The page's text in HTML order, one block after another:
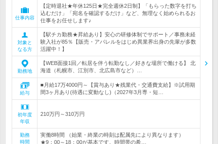
仕事内容
【定時退社★年休125日★完全週休2日制】「もらった数字を打ち
込むだけ」「宛名を確認するだけ」など、無理なく始められるお
仕事をお任せします♪
対象と
なる方
【駅チカ勤務★昇給あり】安心の研修体制でサポート／事務未経
験入社が85％【販売・アパレルをはじめ異業界出身の先輩が多数
活躍中！】
勤務地
【WEB面接1回／転居を伴う転勤なし／好きな場所で働ける】 北
海道（札幌市、江別市、北広島市など）…
給与
■月給17万4000円～【賞与あり★残業代・交通費支給】※試用期
間3ヶ月あり(待遇に変動なし)（2027年3月専・短…
初年度
年収
210万円～310万円
勤務
時間
実働8時間 （始業・終業の時刻は配属先により異なります）
★9：00～18：00が基本です。時間帯の希…